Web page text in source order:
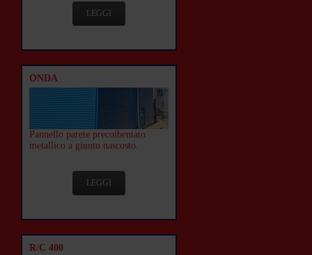
LEGGI
ONDA
Pannello parete precoibentato
metallico a giunto nascosto.
LEGGI
R/C 400